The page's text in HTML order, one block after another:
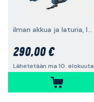
ilman akkua ja laturia, laukun kanssa
290,00 €
Lähetetään ma 10. elokuuta